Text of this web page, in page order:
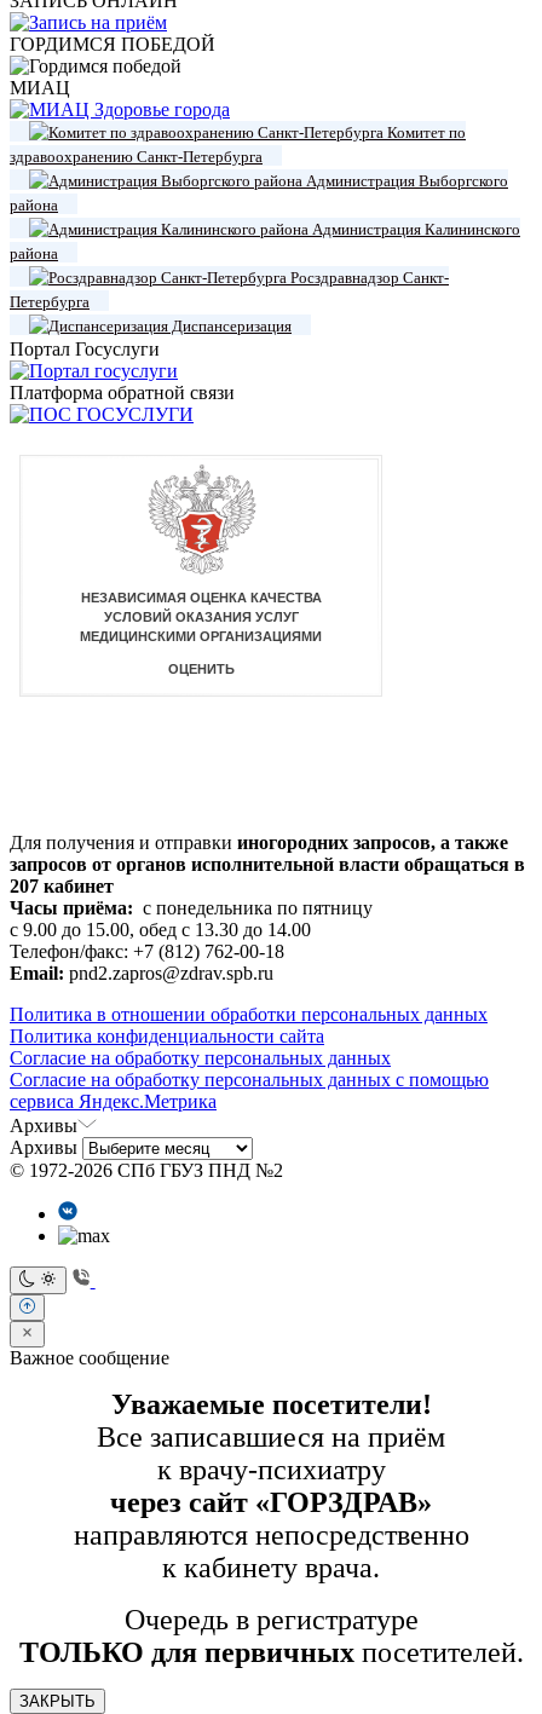
ГОРДИМСЯ ПОБЕДОЙ
МИАЦ
Комитет по
здравоохранению Санкт-Петербурга
Администрация Выборгского
района
Администрация Калининского
района
Росздравнадзор Санкт-
Петербурга
Диспансеризация
Портал Госуслуги
Платформа обратной связи
Для получения и отправки иногородних запросов, а также
запросов от органов исполнительной власти обращаться в
207 кабинет
Часы приёма: с понедельника по пятницу
с 9.00 до 15.00, обед с 13.30 до 14.00
Телефон/факс: +7 (812) 762-00-18
Email: pnd2.zapros@zdrav.spb.ru
Политика в отношении обработки персональных данных
Политика конфиденциальности сайта
Согласие на обработку персональных данных
Согласие на обработку персональных данных с помощью
сервиса Яндекс.Метрика
Архивы
Архивы
© 1972-2026 СПб ГБУЗ ПНД №2
Важное сообщение
Уважаемые посетители!
Все записавшиеся на приём
к врачу-психиатру
через сайт «ГОРЗДРАВ»
направляются непосредственно
к кабинету врача.
Очередь в регистратуре
ТОЛЬКО для первичныхпосетителей.
ЗАКРЫТЬ